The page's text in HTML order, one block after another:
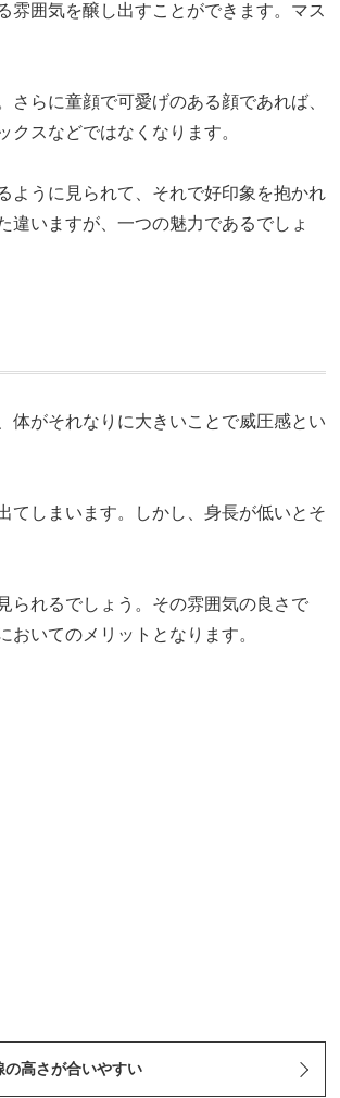
雰囲気を醸し出すことができます。マス
らに童顔で可愛げのある顔であれば、
スなどではなくなります。
ように見られて、それで好印象を抱かれ
違いますが、一つの魅力であるでしょ
体がそれなりに大きいことで威圧感とい
てしまいます。しかし、身長が低いとそ
られるでしょう。その雰囲気の良さで
おいてのメリットとなります。
高さが合いやすい